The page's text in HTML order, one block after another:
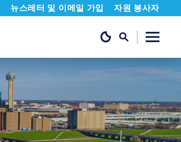
뉴스레터 및 이메일 가입 자원 봉사자